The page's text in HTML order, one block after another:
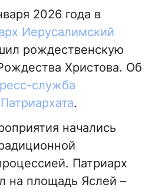
2026 года в
Иерусалимский
рождественскую
Христова. Об
служба
.
начались
Патриарх
на площадь Яслей –